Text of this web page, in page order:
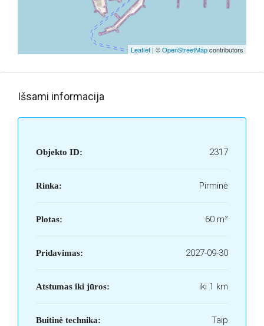
Leaflet | ©OpenStreetMapcontributors
Išsami informacija
Objekto ID: 2317
Rinka: Pirminė
Plotas: 60 m²
Pridavimas: 2027-09-30
Atstumas iki jūros: iki 1 km
Buitinė technika: Taip